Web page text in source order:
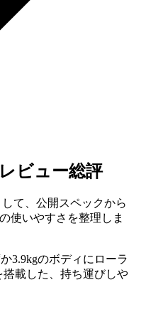
ビュー総評
て、公開スペックから
使いやすさを整理しま
3.9kgのボディにローラ
搭載した、持ち運びしや